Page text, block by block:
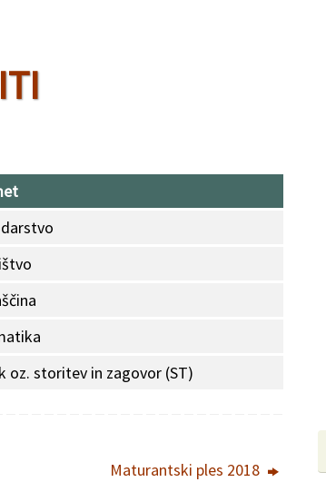
oz. storitev in zagovor (ST)
Maturantski ples 2018